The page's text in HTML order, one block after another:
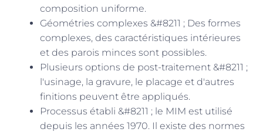
composition uniforme.
Géométries complexes &#8211 ; Des formes
complexes, des caractéristiques intérieures
et des parois minces sont possibles.
Plusieurs options de post-traitement &#8211 ;
l'usinage, la gravure, le placage et d'autres
finitions peuvent être appliqués.
Processus établi &#8211 ; le MIM est utilisé
depuis les années 1970. Il existe des normes